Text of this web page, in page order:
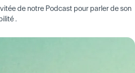
de notre Podcast pour parler de son
.